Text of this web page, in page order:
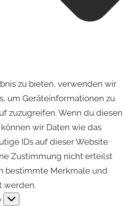
zu bieten, verwenden wir
um Geräteinformationen zu
zuzugreifen. Wenn du diesen
wir Daten wie das
IDs auf dieser Website
Zustimmung nicht erteilst
bestimmte Merkmale und
werden.